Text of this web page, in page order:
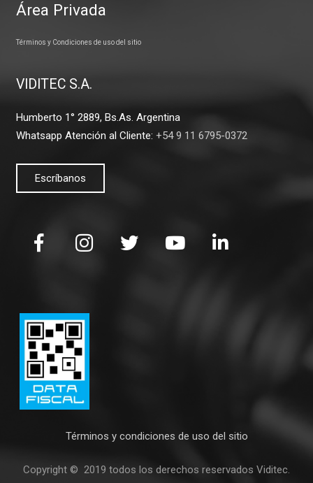
Área Privada
Términos y Condiciones de uso del sitio
VIDITEC S.A.
Humberto 1° 2889, Bs.As. Argentina
Whatsapp Atención al Cliente: +54 9 11 6795-0372
Escríbanos
Términos y condiciones de uso del sitio
Copyright © 2019 todos los derechos reservados Viditec.